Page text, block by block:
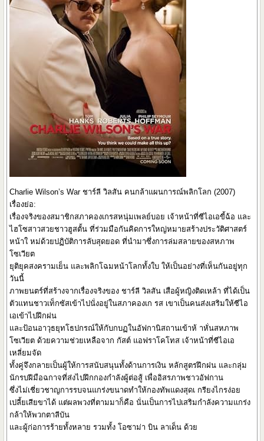
Charlie Wilson’s War ชาร์ลี วิลสัน คนกล้าแผนการณ์พลิกโลก (2007)
เรื่องย่อ:
เรื่องจริงของสมาชิกสภาคองเกรสหนุ่มเพลย์บอย เจ้าหน้าที่ซีไอเอขี้ฉ้อ และ
ไฮโซสาวสวยชาวฮูสตั้น ที่ร่วมมือกันคิดการใหญ่หมายสร้างประวัติศาสตร์
หน้าใ หม่ด้วยปฏิบัติการลับสุดยอด ที่นำมาซึ่งการล่มสลายของสหภาพ
โซเวียต
ยุติยุคสงครามเย็น และพลิกโฉมหน้าโลกทั้งใบ ให้เป็นอย่างที่เห็นกันอยู่ทุก
วันนี้
ภาพยนตร์ที่สร้างจากเรื่องจริงของ ชาร์ลี วิลสัน เสือผู้หญิงติดเหล้า ที่ได้เป็น
ตัวแทนชาวเท็กซัสเข้าไปนั่งอยู่ในสภาคองเก รส เขาเป็นคนส่งเสริมให้ซีไอ
เอเข้าไปฝึกฝน
และป้อนอาวุธยุทโธปกรณ์ให้กับกบฏในอัฟกานิสถานเข้าห้ าหั่นสหภาพ
โซเวียต ด้วยความช่วยเหลือจาก กัสต์ แอฟราโคโทส เจ้าหน้าที่ซีไอเอ
เหลี่ยมจัด
ทั้งคู่จึงกลายเป็นผู้ให้การสนับสนุนทั้งด้านการเงิน หลักสูตรฝึกฝน และกลุ่ม
นักรบฝีมือฉกาจที่ส่งไปฝึกกองกำลังผู้ต่อสู้ เพื่ออิสรภาพชาวอัฟกาน
ซึ่งไม่เชี่ยวชาญการรบจนแกร่งขนาดทำให้กองทัพแดงสุดเ กรียงไกรง่อย
เปลี้ยเสียขาได้ แต่ผลพวงที่ตามมาก็คือ นั่นเป็นการไปเสริมกำลังความแกร่ง
กล้าให้พวกตาลีบัน
และผู้ก่อการร้ายทั้งหลาย รวมทั้ง โอซาม่า บิน ลาเด็น ด้วย